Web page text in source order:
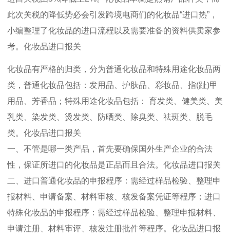
此次关税的降低势必会引发跨境电商们的化妆品“进口热”，
小编整理了化妆品的进口流程以及需要准备的资料供卖家参
考。化妆品进口报关
化妆品有严格的归类，分为普通化妆品和特殊用途化妆品两
类，普通化妆品包括：发用品、护肤品、彩妆品、指(趾)甲
用品、芳香品；特殊用途化妆品包括： 育发类、健美类、美
乳类、染发类、烫发类、防晒类、除臭类、祛斑类、脱毛
类。化妆品进口报关
一、不管是哪一类产品，首先要确保国外生产企业的合法
性，保证所进口的化妆品是正品而且合法。化妆品进口报关
二、进口普通化妆品的申报程序：需经过样品检验、整理申
报材料、申请备案、材料审核、核发备案凭证等程序；进口
特殊化妆品的申报程序：需经过样品检验、整理申报材料、
申请注册、材料审评、核发注册批件等程序。化妆品进口报